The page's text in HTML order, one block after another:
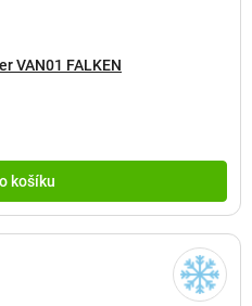
VAN01 FALKEN
košíku